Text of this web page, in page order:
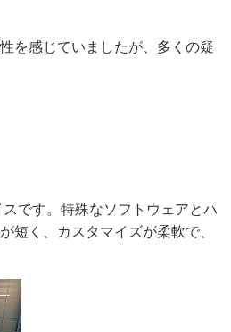
を感じていましたが、多くの疑
です。特殊なソフトウェアとハ
短く、カスタマイズが柔軟で、